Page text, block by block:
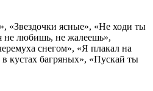
ясные», «Не ходи ты
не любишь, не жалеешь»,
снегом», «Я плакал на
кустах багряных», «Пускай ты